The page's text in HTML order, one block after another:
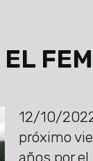
12/10/
próximo
años por